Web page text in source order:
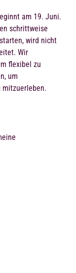
am 19. Juni.
schrittweise
wird nicht
Wir
flexibel zu
um
mitzuerleben.